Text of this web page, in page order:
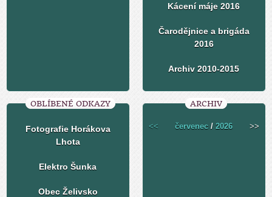
Kácení máje 2016
Čarodějnice a brigáda
2016
Archiv 2010-2015
OBLÍBENÉ ODKAZY
Fotografie Horákova
Lhota
Elektro Šunka
Obec Želivsko
ARCHIV
<< červenec /2026 >>